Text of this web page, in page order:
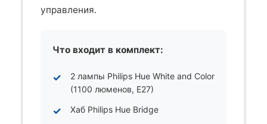
управления.
Что входит в комплект:
2 лампы Philips Hue White and Color
(1100 люменов, E27)
Хаб Philips Hue Bridge